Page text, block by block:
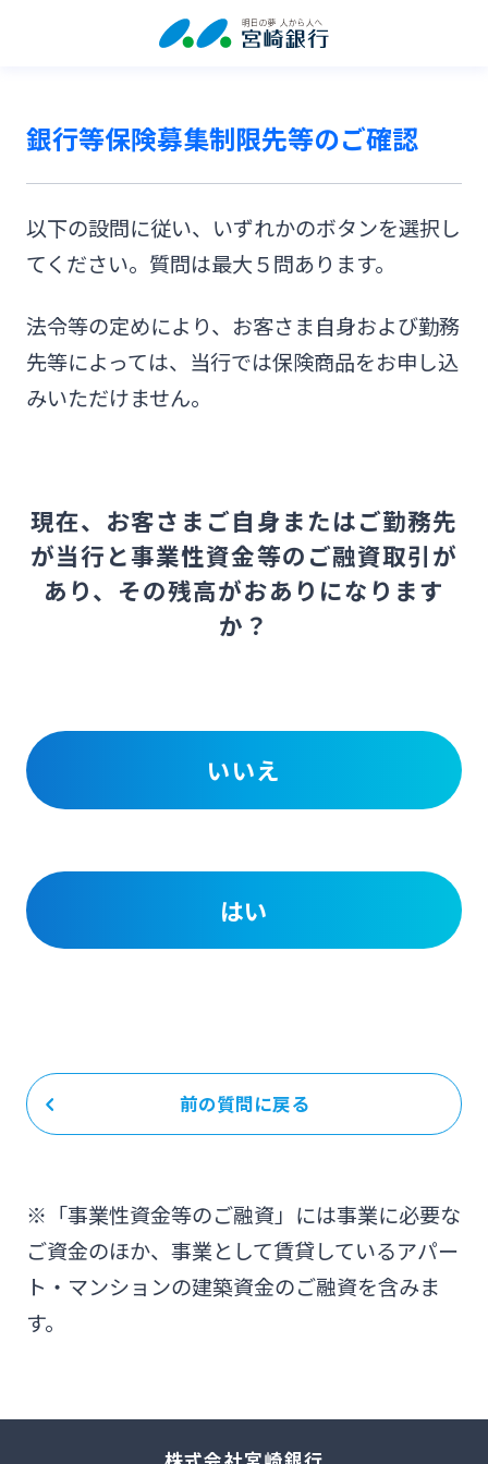
銀行等保険募集制限先等のご確認
以下の設問に従い、いずれかのボタンを選択し
てください。質問は最大５問あります。
法令等の定めにより、お客さま自身および勤務
先等によっては、当行では保険商品をお申し込
みいただけません。
現在、お客さまご自身またはご勤務先
が当行と事業性資金等のご融資取引が
あり、その残高がおありになります
か？
いいえ
はい
前の質問に戻る
※「事業性資金等のご融資」には事業に必要な
ご資金のほか、事業として賃貸しているアパー
ト・マンションの建築資金のご融資を含みま
す。